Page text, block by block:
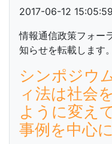
2017-06-12
情報通信政策フォー
知らせを転載します
シンポジウ
ィ法は社会
ように変え
事例を中心に